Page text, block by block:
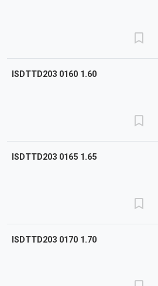
ISDTTD203 0160 1.60
ISDTTD203 0165 1.65
ISDTTD203 0170 1.70